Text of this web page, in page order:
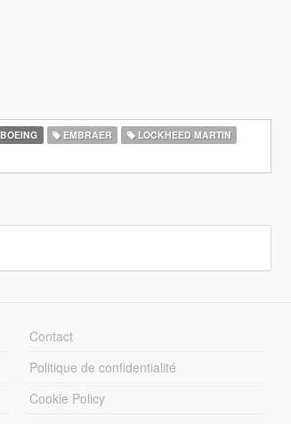
BOEING EMBRAER
LOCKHEED MARTIN
Contact
Politique de confidentialité
Cookie Policy